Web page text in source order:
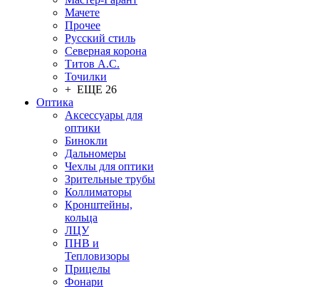
Мачете
Прочее
Русский стиль
Северная корона
Титов А.С.
Точилки
+ ЕЩЕ 26
Оптика
Аксессуары для
оптики
Бинокли
Дальномеры
Чехлы для оптики
Зрительные трубы
Коллиматоры
Кронштейны,
кольца
ЛЦУ
ПНВ и
Тепловизоры
Прицелы
Фонари